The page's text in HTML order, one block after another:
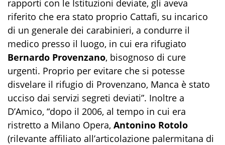
rapporti con le Istituzioni deviate, gli aveva
riferito che era stato proprio Cattafi, su incarico
di un generale dei carabinieri, a condurre il
medico presso il luogo, in cui era rifugiato
Bernardo Provenzano, bisognoso di cure
urgenti. Proprio per evitare che si potesse
disvelare il rifugio di Provenzano, Manca è stato
ucciso dai servizi segreti deviati”. Inoltre a
D’Amico, “dopo il 2006, al tempo in cui era
ristretto a Milano Opera, Antonino Rotolo
(rilevante affiliato all’articolazione palermitana di